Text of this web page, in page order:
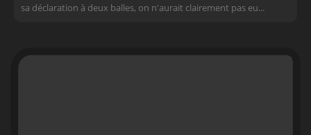
sa déclaration à deux balles, on n'aurait clairement pas eu...